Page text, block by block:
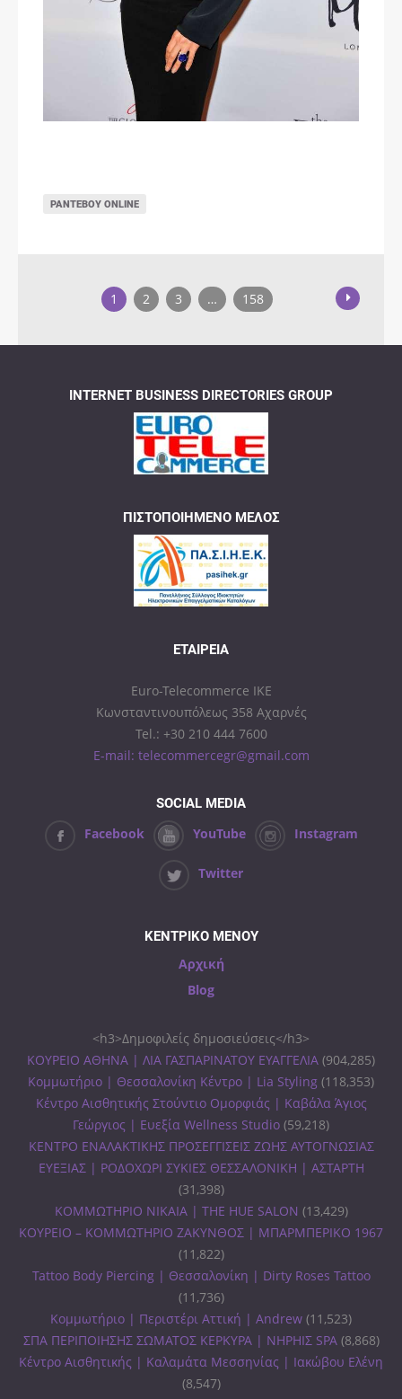
ΡΑΝΤΕΒΟΎ ONLINE
1 2 3 … 158
INTERNET BUSINESS DIRECTORIES GROUP
ΠΙΣΤΟΠΟΙΗΜΈΝΟ ΜΈΛΟΣ
ΕΤΑΙΡΕΊΑ
Euro-Telecommerce IKE
Κωνσταντινουπόλεως 358 Αχαρνές
Tel.: +30 210 444 7600
E-mail: telecommercegr@gmail.com
SOCIAL MEDIA
Facebook YouTube Instagram
Twitter
ΚΕΝΤΡΙΚΟ ΜΕΝΟΥ
Αρχική
Blog
<h3>Δημοφιλείς δημοσιεύσεις</h3>
ΚΟΥΡΕΙΟ ΑΘΗΝΑ | ΛΙΑ ΓΑΣΠΑΡΙΝΑΤΟΥ ΕΥΑΓΓΕΛΙΑ (904,285)
Κομμωτήριο | Θεσσαλονίκη Κέντρο | Lia Styling (118,353)
Κέντρο Αισθητικής Στούντιο Ομορφιάς | Καβάλα Άγιος
Γεώργιος | Ευεξία Wellness Studio (59,218)
ΚΕΝΤΡΟ ΕΝΑΛΑΚΤΙΚΗΣ ΠΡΟΣΕΓΓΙΣΕΙΣ ΖΩΗΣ ΑΥΤΟΓΝΩΣΙΑΣ
ΕΥΕΞΙΑΣ | ΡΟΔΟΧΩΡΙ ΣΥΚΙΕΣ ΘΕΣΣΑΛΟΝΙΚΗ | ΑΣΤΑΡΤΗ
(31,398)
ΚΟΜΜΩΤΗΡΙΟ ΝΙΚΑΙΑ | THE HUE SALON (13,429)
ΚΟΥΡΕΙΟ – ΚΟΜΜΩΤΗΡΙΟ ΖΑΚΥΝΘΟΣ | ΜΠΑΡΜΠΕΡΙΚΟ 1967
(11,822)
Tattoo Body Piercing | Θεσσαλονίκη | Dirty Roses Tattoo
(11,736)
Κομμωτήριο | Περιστέρι Αττική | Andrew (11,523)
ΣΠΑ ΠΕΡΙΠΟΙΗΣΗΣ ΣΩΜΑΤΟΣ ΚΕΡΚΥΡΑ | ΝΗΡΗΙΣ SPA (8,868)
Κέντρο Αισθητικής | Καλαμάτα Μεσσηνίας | Ιακώβου Ελένη
(8,547)